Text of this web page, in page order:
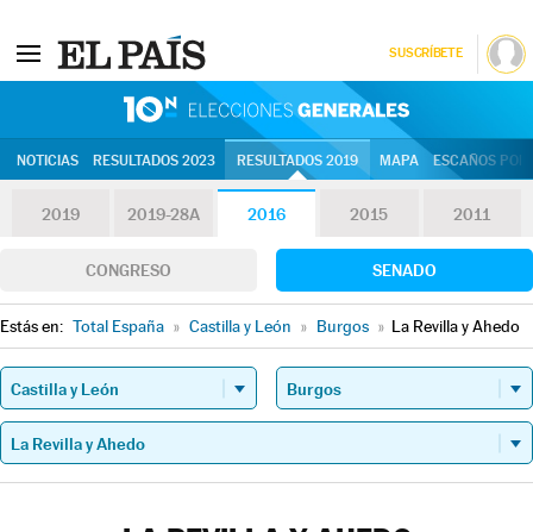
SUSCRÍBETE
NOTICIAS RESULTADOS 2023 RESULTADOS 2019 MAPA ESCAÑOS
2019 2019-28A 2016 2015 2011
CONGRESO SENADO
Estás en: Total España » Castilla y León » Burgos » La Revilla y Ahedo